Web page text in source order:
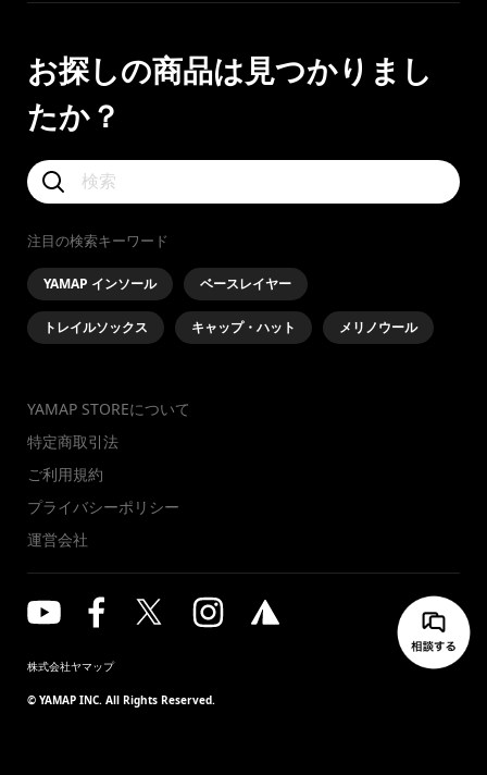
お探しの商品は見つかりまし
たか？
注目の検索キーワード
YAMAP インソール ベースレイヤー
トレイルソックス キャップ・ハット メリノウール
YAMAP STOREについて
特定商取引法
ご利用規約
プライバシーポリシー
運営会社
株式会社ヤマップ
© YAMAP INC. All Rights Reserved.